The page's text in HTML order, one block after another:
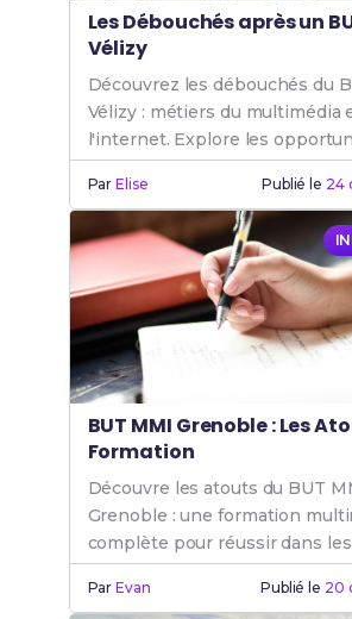
Les Débouchés après un
Vélizy
Découvrez les débouchés du
Vélizy : métiers du multimédia
l'internet. Explore les
un BUT MMI pour ta carrière.
ParElise Publié le 24
BUT MMI Grenoble : Les
Formation
Découvre les atouts du BUT
Grenoble : une formation
complète pour réussir dans
de l'internet et du digital.
MMI.
ParEvan Publié le 20